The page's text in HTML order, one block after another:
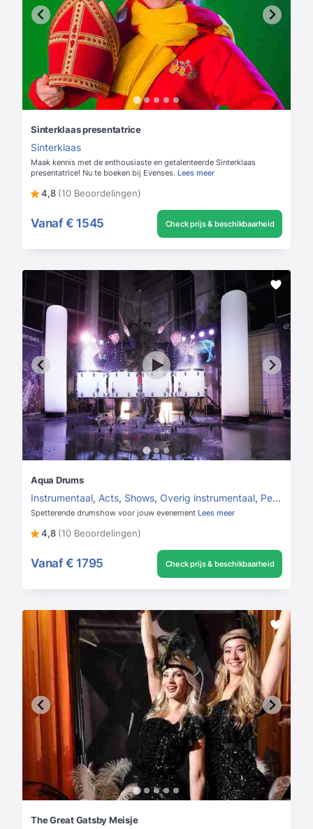
Sinterklaas presentatrice
Sinterklaas
Maak kennis met de enthousiaste en getalenteerde Sinterklaas
presentatrice! Nu te boeken bij Evenses. Lees meer
4,8 (10 Beoordelingen)
Vanaf € 1545 Check prijs & beschikbaarheid
Aqua Drums
Instrumentaal, Acts, Shows, Overig instrumentaal, Percussionist
Spetterende drumshow voor jouw evenement Lees meer
4,8 (10 Beoordelingen)
Vanaf € 1795 Check prijs & beschikbaarheid
The Great Gatsby Meisje